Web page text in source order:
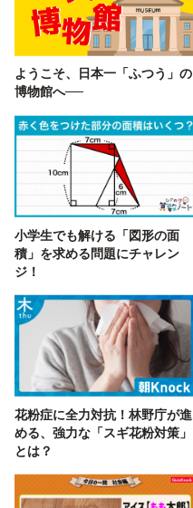
ようこそ、日本一「ふつう」の
博物館へ──
小学生でも解ける「図形の面
積」を求める問題にチャレン
ジ！
花粉症に全力対抗！林野庁が進
める、強力な「スギ花粉対策」
とは？